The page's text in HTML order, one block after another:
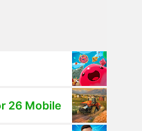
26 Mobile